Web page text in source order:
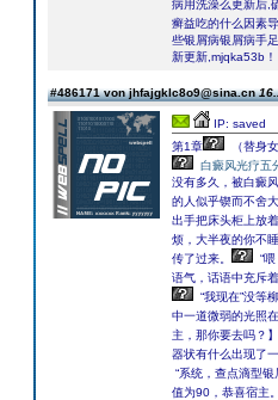
病用洗澡么更新后,
癣益吃的什么因素
些银屑病银屑病手
新更新,mjqka53b！
#486171 von jhfajgklc8o9@sina.cn
IP: saved
第1章
（替身
白癜风光疗五
没有多久，被白癜
的人似乎锲而不舍
出手把床头柜上放
烦，大半夜的你不
传了过来。
“
语气，话语中充斥
“我现在”没等
中一道微弱的光照
主，那你要去吗？】
器状有什么出现了
“系统，查点滴型
值为90，恭喜宿主